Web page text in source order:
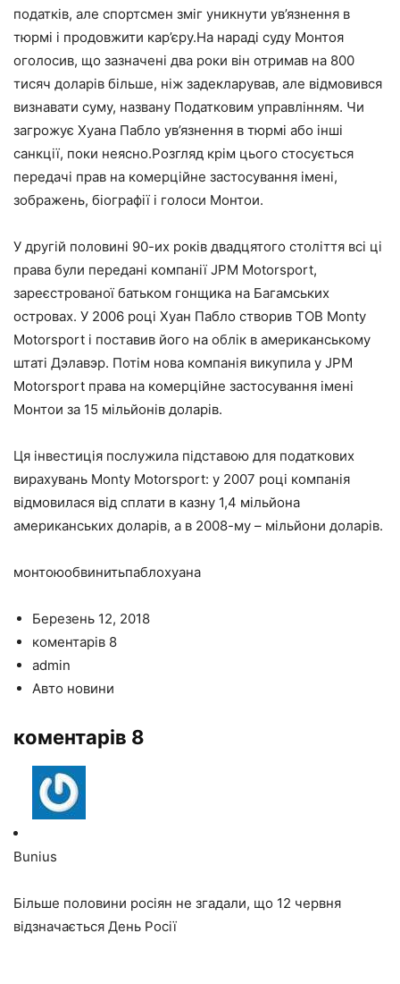
податків, але спортсмен зміг уникнути ув’язнення в
тюрмі і продовжити кар’єру.На нараді суду Монтоя
оголосив, що зазначені два роки він отримав на 800
тисяч доларів більше, ніж задекларував, але відмовився
визнавати суму, названу Податковим управлінням. Чи
загрожує Хуана Пабло ув’язнення в тюрмі або інші
санкції, поки неясно.Розгляд крім цього стосується
передачі прав на комерційне застосування імені,
зображень, біографії і голоси Монтои.
У другій половині 90-их років двадцятого століття всі ці
права були передані компанії JPM Motorsport,
зареєстрованої батьком гонщика на Багамських
островах. У 2006 році Хуан Пабло створив ТОВ Monty
Motorsport і поставив його на облік в американському
штаті Дэлавэр. Потім нова компанія викупила у JPM
Motorsport права на комерційне застосування імені
Монтои за 15 мільйонів доларів.
Ця інвестиція послужила підставою для податкових
вирахувань Monty Motorsport: у 2007 році компанія
відмовилася від сплати в казну 1,4 мільйона
американських доларів, а в 2008-му – мільйони доларів.
монтоюобвинитьпаблохуана
Березень 12, 2018
коментарів 8
admin
Авто новини
коментарів 8
Bunius
Більше половини росіян не згадали, що 12 червня
відзначається День Росії